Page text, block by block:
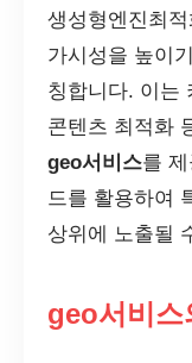
생성형엔진최
가시성을 높이
칭합니다. 이는
콘텐츠 최적화
geo서비스를
드를 활용하여
상위에 노출될
geo서비스